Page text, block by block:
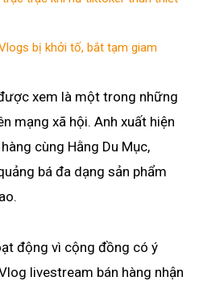
bị khởi tố, bắt tạm giam
xem là một trong những
mạng xã hội. Anh xuất hiện
cùng Hằng Du Mục,
bá đa dạng sản phẩm
động vì cộng đồng có ý
livestream bán hàng nhận